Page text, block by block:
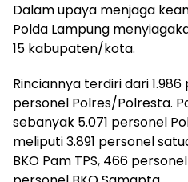
Dalam upaya menjaga
Polda Lampung
15 kabupaten/kota.
Rinciannya terdiri dari
personel Polres/Polresta.
sebanyak 5.071 personel
meliputi 3.891 personel
BKO Pam TPS, 466